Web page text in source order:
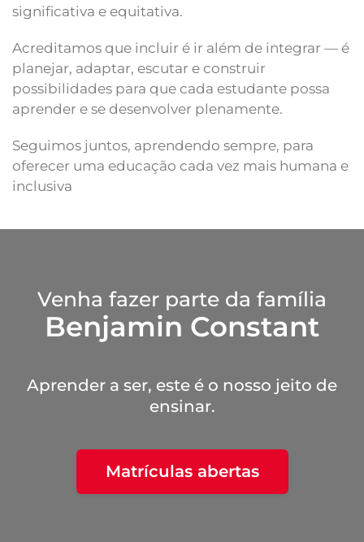
significativa e equitativa.
Acreditamos que incluir é ir além de integrar — é
planejar, adaptar, escutar e construir
possibilidades para que cada estudante possa
aprender e se desenvolver plenamente.
Seguimos juntos, aprendendo sempre, para
oferecer uma educação cada vez mais humana e
inclusiva
Venha fazer parte da família
Benjamin Constant
Aprender a ser, este é o nosso jeito de
ensinar.
Matrículas abertas